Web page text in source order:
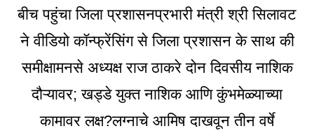
बीच पहुंचा जिला प्रशासनप्रभारी मंत्री श्री सिलावट
ने वीडियो कॉन्फ्रेंसिंग से जिला प्रशासन के साथ की
समीक्षामनसे अध्यक्ष राज ठाकरे दोन दिवसीय नाशिक
दौऱ्यावर; खड्डे युक्त नाशिक आणि कुंभमेळ्याच्या
कामावर लक्ष?लग्नाचे आमिष दाखवून तीन वर्षे